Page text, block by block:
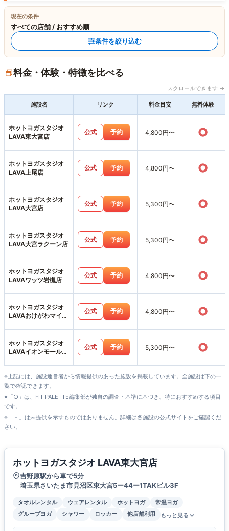
現在の条件
すべての店舗 / おすすめ順
条件を絞り込む
料金・体験・特徴を比べる
スクロールできます →
施設名 リンク 料金目安 無料体験
ホットヨガスタジオ
LAVA東大宮店
公式 予約 4,800円〜 ○
ホットヨガスタジオ
LAVA上尾店
公式 予約 4,800円〜 ○
ホットヨガスタジオ
LAVA大宮店
公式 予約 5,300円〜 ○
ホットヨガスタジオ
LAVA大宮ラクーン店
公式 予約 5,300円〜 ○
ホットヨガスタジオ
LAVAワッツ岩槻店
公式 予約 4,800円〜 ○
ホットヨガスタジオ
LAVAおけがわマイン
公式 予約 4,800円〜 ○
ホットヨガスタジオ
LAVAイオンモール与
公式 予約 5,300円〜 ○
※上記には、施設運営者から情報提供のあった施設を掲載しています。全施設は下の一
覧で確認できます。
※「○」は、FIT PALETTE編集部が独自の調査・基準に基づき、特におすすめする項目
です。
※「－」は未提供を示すものではありません。詳細は各施設の公式サイトをご確認くだ
さい。
ホットヨガスタジオ LAVA東大宮店
吉野原駅から車で5分
埼玉県さいたま市見沼区東大宮5ー44ー1TAKビル3F
タオルレンタル ウェアレンタル ホットヨガ
常温ヨガ
グループヨガ
シャワー ロッカー 他店舗利用 もっと見る